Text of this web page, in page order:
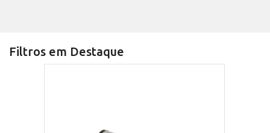
Filtros em Destaque